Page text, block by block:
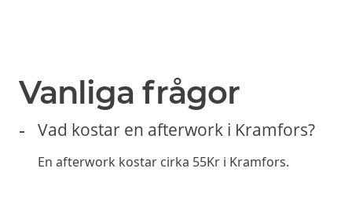
Vanliga frågor
Vad kostar en afterwork i Kramfors?
En afterwork kostar cirka 55Kr i Kramfors.